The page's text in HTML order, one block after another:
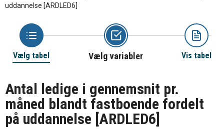
uddannelse [ARDLED6]
Vælg tabel Vælg variabler Vis tabel
Antal ledige i gennemsnit pr.
måned blandt fastboende fordelt
på uddannelse [ARDLED6]